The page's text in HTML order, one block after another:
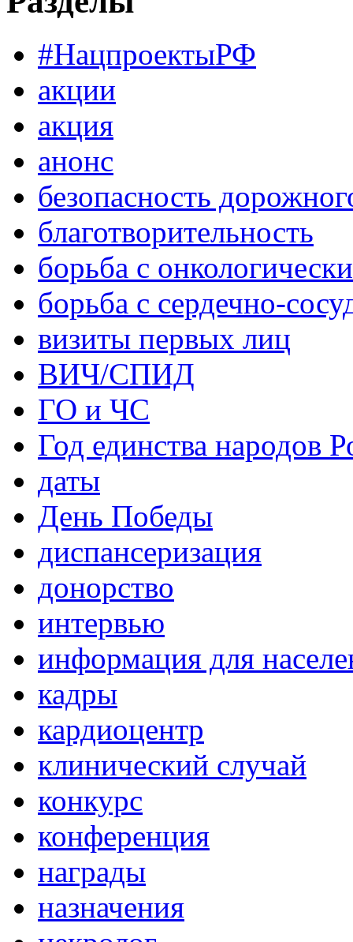
#НацпроектыРФ
акции
акция
анонс
безопасность
благотворительность
борьба с
борьба с сердечно-
визиты первых лиц
ВИЧ/СПИД
ГО и ЧС
Год единства народов
даты
День Победы
диспансеризация
донорство
интервью
информация для
кадры
кардиоцентр
клинический случай
конкурс
конференция
награды
назначения